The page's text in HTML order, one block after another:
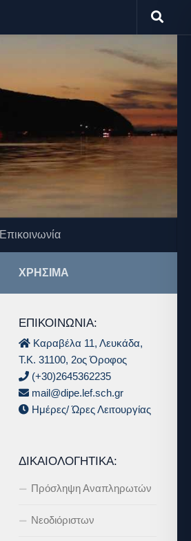
Επικοινωνία
ΧΡΉΣΙΜΑ
ΕΠΙΚΟΙΝΩΝΙΑ:
Καραβέλα 11, Λευκάδα,
Τ.Κ. 31100, 2ος Όροφος
(+30)2645362235
mail@dipe.lef.sch.gr
Ημέρες/ Ώρες Λειτουργίας
ΔΙΚΑΙΟΛΟΓΗΤΙΚΆ:
Πρόσληψη Αναπληρωτών
Νεοδιόριστων